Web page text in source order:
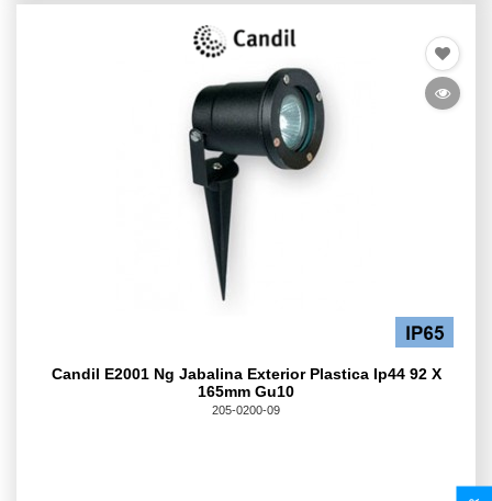
Candil E2001 Ng Jabalina Exterior Plastica Ip44 92 X
165mm Gu10
205-0200-09